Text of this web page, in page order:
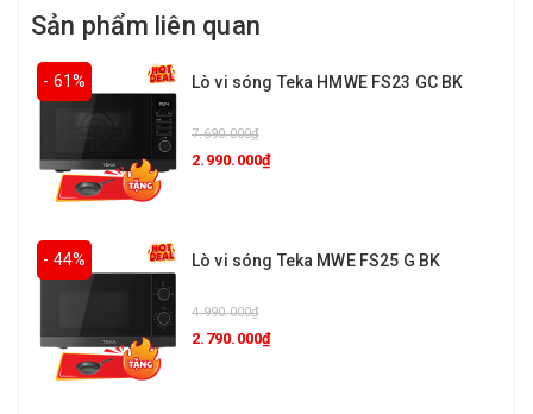
Sản phẩm liên quan
- 61% Lò vi sóng Teka HMWE FS23 GC BK
7.690.000₫
2.990.000₫
- 44% Lò vi sóng Teka MWE FS25 G BK
4.990.000₫
2.790.000₫